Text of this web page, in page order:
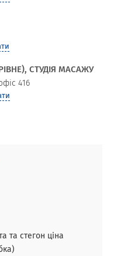
СТУДІЯ МАСАЖУ
416
та стегон ціна